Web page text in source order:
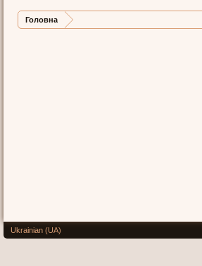
Головна
Ukrainian (UA)